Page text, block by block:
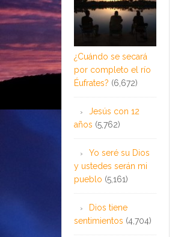
¿Cuándo se secará
por completo el río
Éufrates? (6,672)
Jesús con 12
años (5,762)
Yo seré su Dios
y ustedes serán mi
pueblo (5,161)
Dios tiene
sentimientos (4,704)